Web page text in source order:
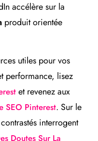
accélère sur la
produit orientée
utiles pour vos
performance, lisez
et revenez aux
SEO Pinterest. Sur le
interrogent
Doutes Sur La